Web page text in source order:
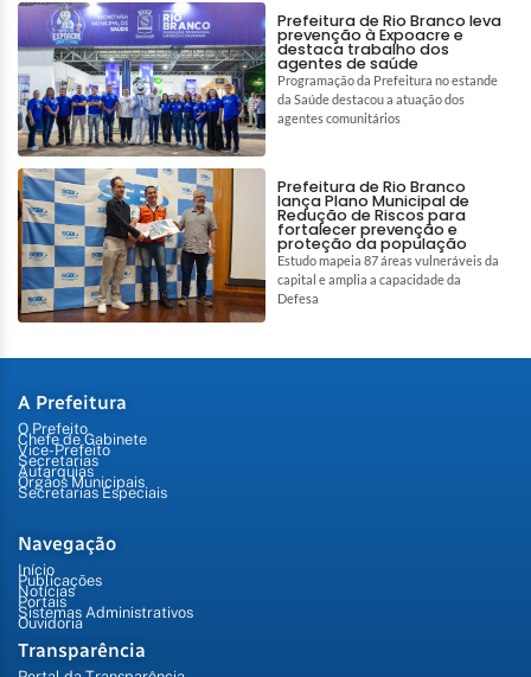
Prefeitura de Rio Branco leva
prevenção à Expoacre e
destaca trabalho dos
agentes de saúde
Programação da Prefeitura no estande
da Saúde destacou a atuação dos
agentes comunitários
Prefeitura de Rio Branco
lança Plano Municipal de
Redução de Riscos para
fortalecer prevenção e
proteção da população
Estudo mapeia 87 áreas vulneráveis da
capital e amplia a capacidade da
Defesa
A Prefeitura
O Prefeito
Chefe de Gabinete
Vice-Prefeito
Secretarias
Autarquias
Órgãos Municipais
Secretarias Especiais
Navegação
Início
Publicações
Notícias
Portais
Sistemas Administrativos
Ouvidoria
Transparência